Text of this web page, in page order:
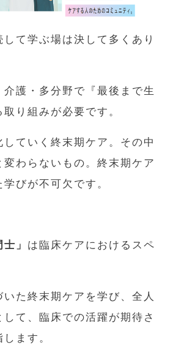
て学ぶ場は決して多くあり
介護・多分野で『最後まで生
り組みが必要です。
ていく終末期ケア。その中
わらないもの。終末期ケア
びが不可欠です。
」 は臨床ケアにおけるスペ
た終末期ケアを学び、全人
て、臨床での活躍が期待さ
ます。